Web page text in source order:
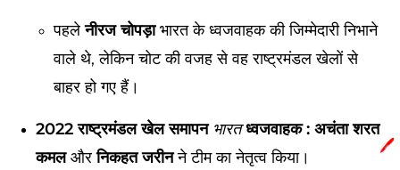
पहलेनीरज चोपड़ाभारत के ध्वजवाहक की जिम्मेदारी निभाने
वाले थे, लेकिन चोट की वजह से वह राष्ट्रमंडल खेलों से
बाहर हो गए हैं।
2022 राष्ट्रमंडल खेल समापन भारतध्वजवाहक : अचंता शरत
कमलऔरनिकहत जरीनने टीम का नेतृत्व किया।
🖊️